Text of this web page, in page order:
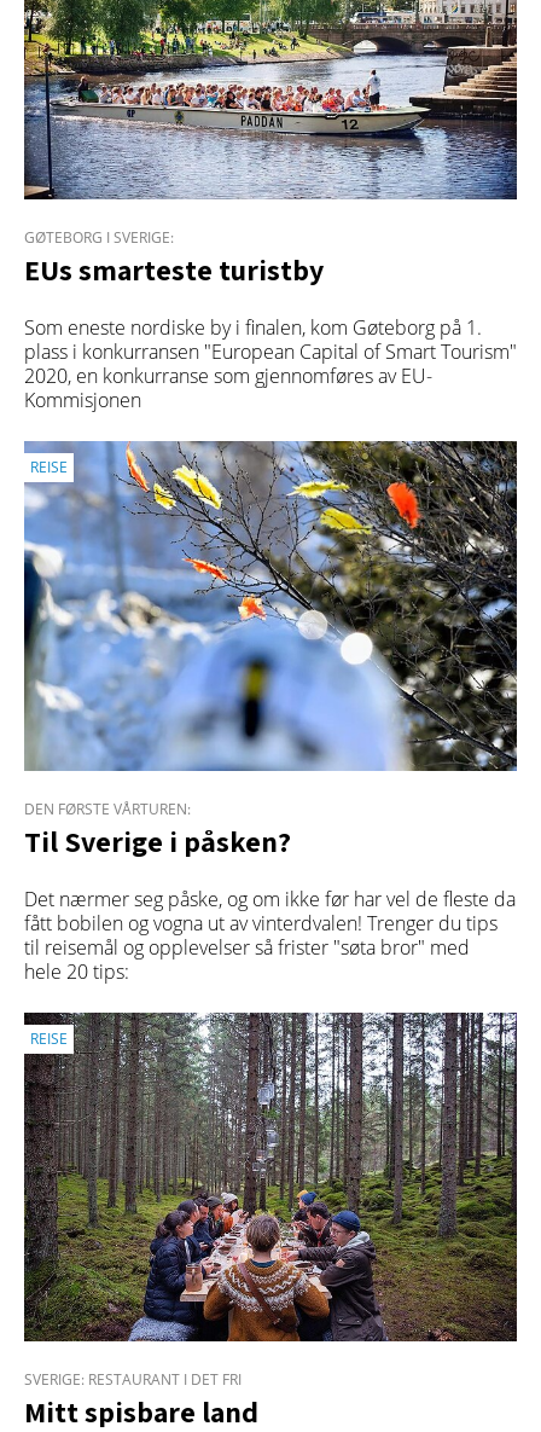
GØTEBORG I SVERIGE:
EUs smarteste turistby
Som eneste nordiske by i finalen, kom Gøteborg på 1.
plass i konkurransen "European Capital of Smart Tourism"
2020, en konkurranse som gjennomføres av EU-
Kommisjonen
REISE
DEN FØRSTE VÅRTUREN:
Til Sverige i påsken?
Det nærmer seg påske, og om ikke før har vel de fleste da
fått bobilen og vogna ut av vinterdvalen! Trenger du tips
til reisemål og opplevelser så frister "søta bror" med
hele 20 tips:
REISE
SVERIGE: RESTAURANT I DET FRI
Mitt spisbare land